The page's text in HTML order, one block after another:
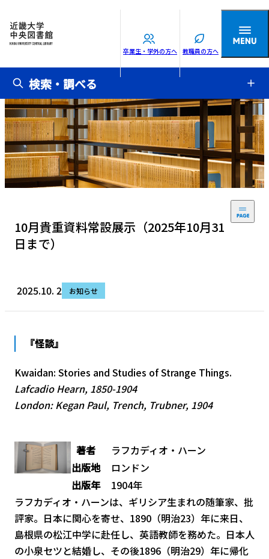
卒業生・学外の方へ 教職員の方へ
検索・調べる
10月貴重資料常設展示（2025年10月31
日まで）
2025.10. 2 お知らせ
『怪談』
Kwaidan: Stories and Studies of Strange Things.
Lafcadio Hearn, 1850-1904
London: Kegan Paul, Trench, Trubner, 1904
著者
ラフカディオ・ハーン
出版地 ロンドン
出版年 1904年
ラフカディオ・ハーンは、ギリシア生まれの随筆家、批
評家。日本に関心を寄せ、1890（明治23）年に来日、
島根県の松江中学に赴任し、英語教師を務めた。日本人
の小泉セツと結婚し、その後1896（明治29）年に帰化